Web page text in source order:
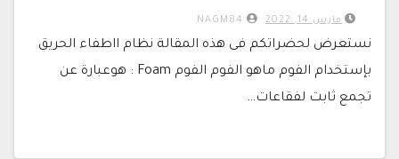
مارس 14, 2022
نستعرض لحضراتكم فى هذه المقالة نظام ااطفاء الحريق
بإستخدام الفوم ماهو الفوم الفوم Foam : هوعبارة عن
تجمع ثابت لفقاعات…